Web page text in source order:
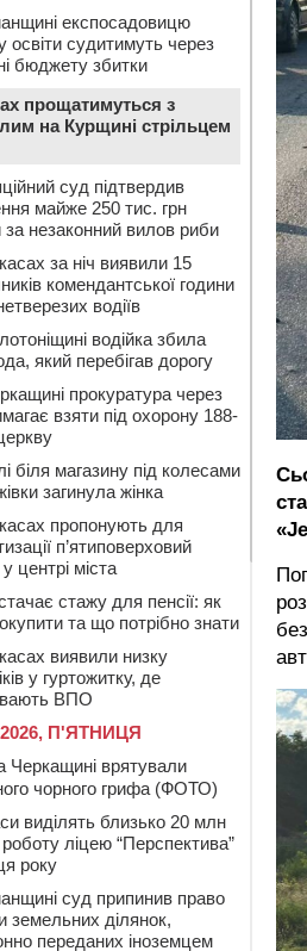
експосадовицю
освіти судитимуть через
бюджету збитки
прощатимуться з
на Курщині стрільцем
суд підтвердив
майже 250 тис. грн
незаконний вилов риби
за ніч виявили 15
комендантської години
водіїв
водійка збила
який перебігав дорогу
прокуратура через
взяти під охорону 188-
біля магазину під колесами
загинула жінка
пропонують для
п’ятиповерховий
у центрі міста
стажу для пенсії: як
та що потрібно знати
виявили низку
у гуртожитку, де
ВПО
П'ЯТНИЦЯ
Черкащині врятували
чорного грифа (ФОТО)
виділять близько 20 млн
роботу ліцею “Перспектива”
року
суд припинив право
земельних ділянок,
переданих іноземцем